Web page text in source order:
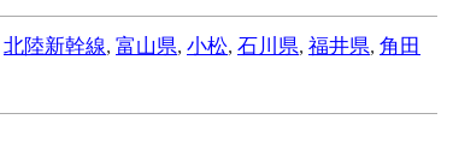
北陸新幹線, 富山県, 小松, 石川県, 福井県, 角田